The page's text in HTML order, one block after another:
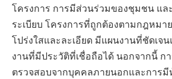
โครงการ การมีส่วนร่วมของชุมชน แ
ระเบียบ โครงการที่ถูกต้องตามกฎหม
โปร่งใสและละเอียด มีแผนงานที่ชัดเจ
งานที่มีประวัติที่เชื่อถือได้ นอกจากนี้ ก
ตรวจสอบจากบุคคลภายนอกและการ